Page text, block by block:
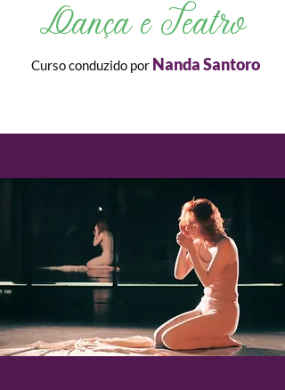
Dança e Teatro
Curso conduzido por Nanda Santoro